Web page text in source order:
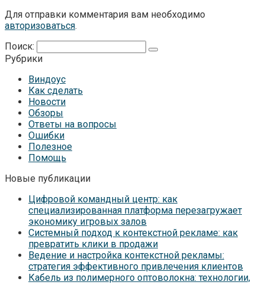
Для отправки комментария вам необходимо
авторизоваться.
Поиск:
Рубрики
Виндоус
Как сделать
Новости
Обзоры
Ответы на вопросы
Ошибки
Полезное
Помощь
Новые публикации
Цифровой командный центр: как
специализированная платформа перезагружает
экономику игровых залов
Системный подход к контекстной рекламе: как
превратить клики в продажи
Ведение и настройка контекстной рекламы:
стратегия эффективного привлечения клиентов
Кабель из полимерного оптоволокна: технологии,